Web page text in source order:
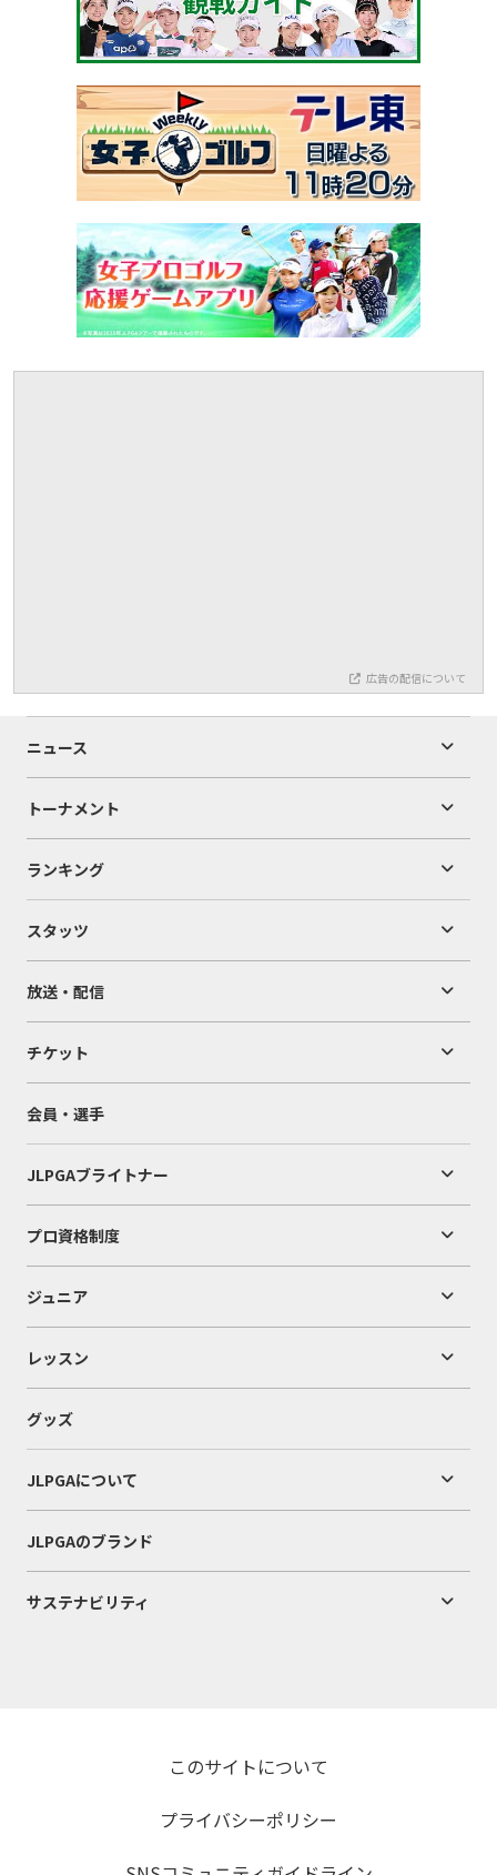
広告の配信について
ニュース
トーナメント
ランキング
スタッツ
放送・配信
チケット
会員・選手
JLPGAブライトナー
プロ資格制度
ジュニア
レッスン
グッズ
JLPGAについて
JLPGAのブランド
サステナビリティ
このサイトについて
プライバシーポリシー